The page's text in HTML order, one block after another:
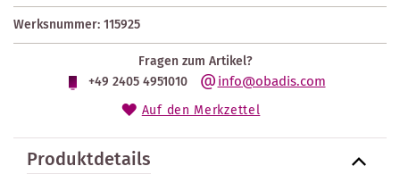
Werksnummer:115925
Fragen zum Artikel?
+49 2405 4951010
info@obadis.com
Auf den Merkzettel
Produktdetails